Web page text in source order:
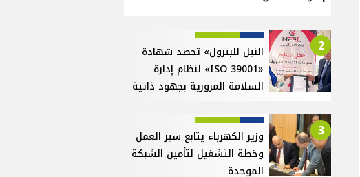
2
النيل للبترول» تحصد شهادة
«ISO 39001» لنظام إدارة
السلامة المرورية بجهود ذاتية
3
وزير الكهرباء يتابع سير العمل
وخطة التشغيل لتأمين الشبكة
الموحدة